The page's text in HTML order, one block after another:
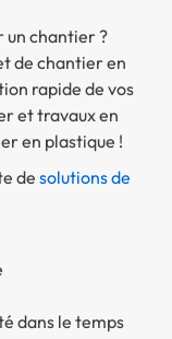
un chantier ?
de chantier en
rapide de vos
et travaux en
en plastique !
desolutions de
dans le temps